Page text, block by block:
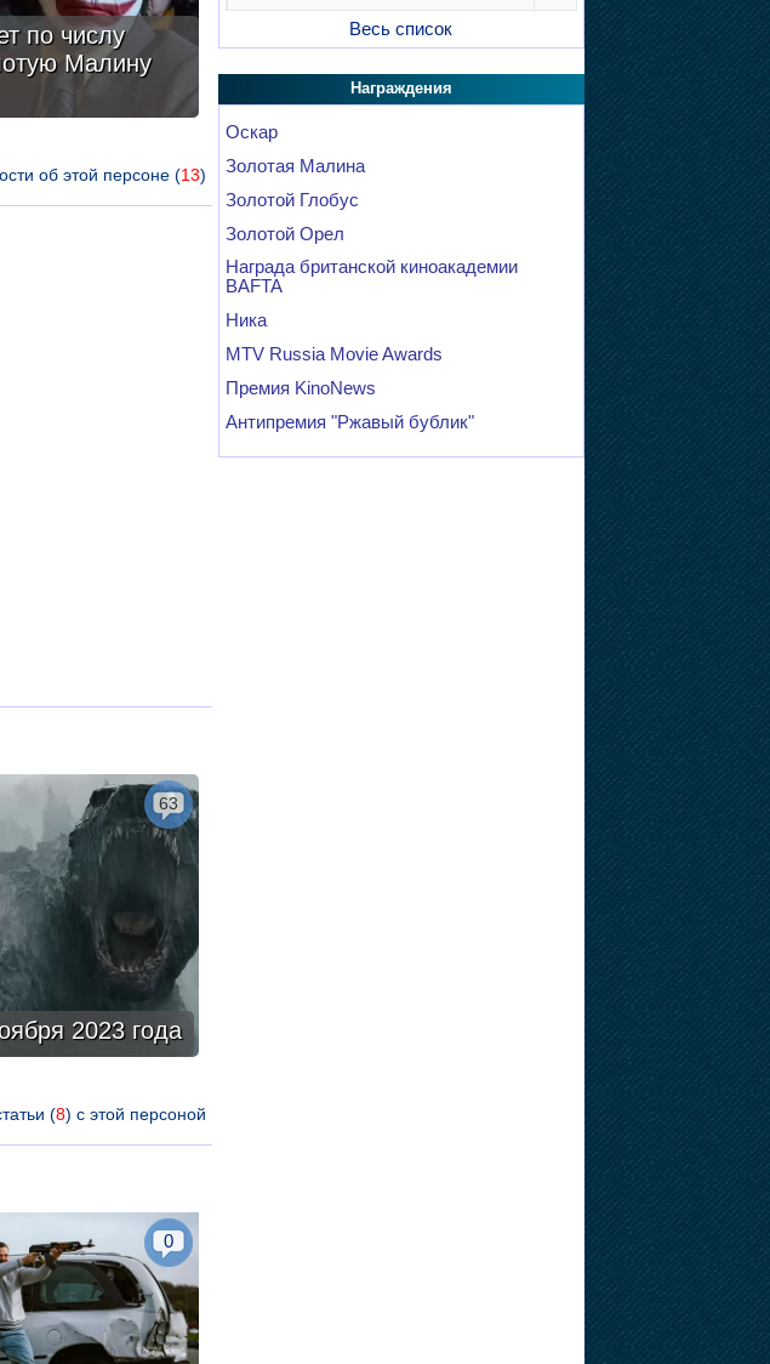
по числу
Малину
об этой персоне (13)
2023 года
63
(8) с этой персоной
0
Весь список
Награждения
Оскар
Золотая Малина
Золотой Глобус
Золотой Орел
Награда британской киноакадемии
BAFTA
Ника
MTV Russia Movie Awards
Премия KinoNews
Антипремия "Ржавый бублик"